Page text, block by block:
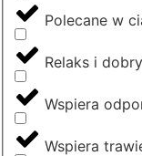
Polecane w
Relaks i
Wspiera
Wspiera